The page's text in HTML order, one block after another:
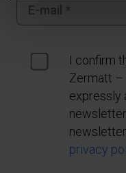
Erfahre in unserer
I confirm
Zermatt –
expressly
privacy